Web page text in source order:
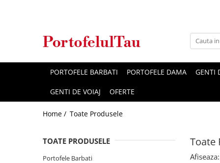
Clutch / Posete Plic
Genti multifunctionale mamici
Rucsacuri Barbati
Curele Barbati
Cadouri pentru femei
Borsete DamaPORTOFELE BARBATI PORTOFELE DAMA GENTI
GENTI DE VOIAJ OFERTE
Home / Toate Produsele
Toate
TOATE PRODUSELE
Portofele Barbati
Afiseaza: